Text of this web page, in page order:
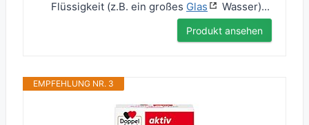
Flüssigkeit (z.B. ein großes Glas Wasser)...
Produkt ansehen
EMPFEHLUNG NR. 3